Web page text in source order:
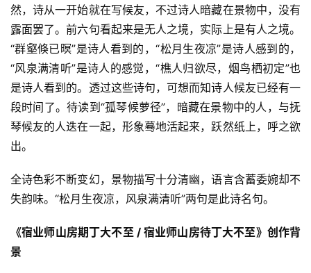
然，诗从一开始就在写候友，不过诗人暗藏在景物中，没有
露面罢了。前六句看起来是无人之境，实际上是有人之境。
“群壑倏已暝”是诗人看到的，“松月生夜凉”是诗人感到的，
“风泉满清听”是诗人的感觉，“樵人归欲尽，烟鸟栖初定”也
是诗人看到的。透过这些诗句，可想而知诗人候友已经有一
段时间了。待读到“孤琴候萝径”，暗藏在景物中的人，与抚
琴候友的人迭在一起，形象蓦地活起来，跃然纸上，呼之欲
出。
全诗色彩不断变幻，景物描写十分清幽，语言含蓄委婉却不
失韵味。“松月生夜凉，风泉满清听”两句是此诗名句。
《宿业师山房期丁大不至 / 宿业师山房待丁大不至》创作背
景